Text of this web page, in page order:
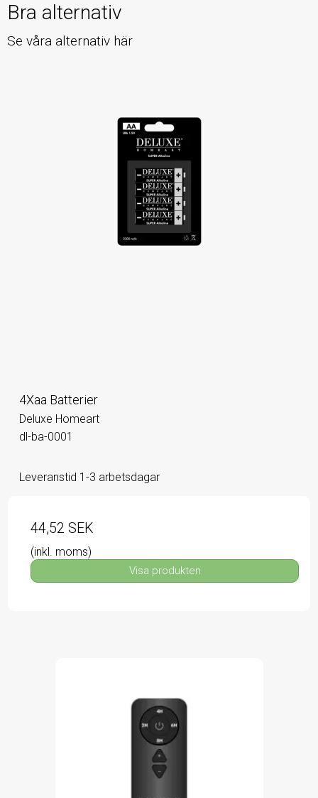
Bra alternativ
Se våra alternativ här
4Xaa Batterier
Deluxe Homeart
dl-ba-0001
Leveranstid 1-3 arbetsdagar
44,52 SEK
(inkl. moms)
Visa produkten